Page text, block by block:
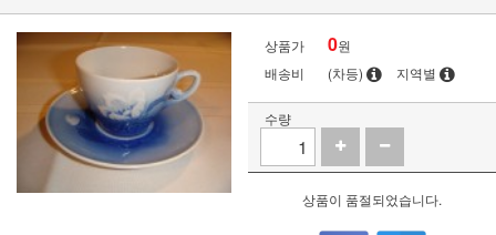
상품가 0원
배송비
(차등) 지역별
수량
상품이 품절되었습니다.